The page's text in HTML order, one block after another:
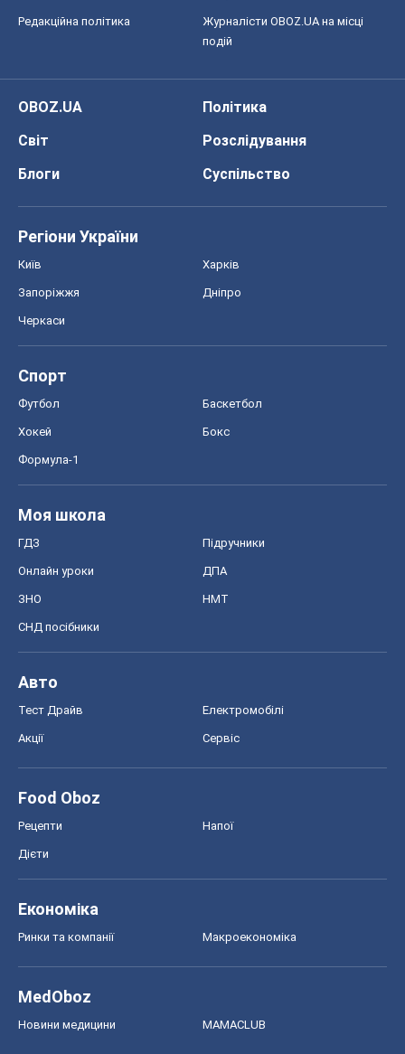
Редакційна політика
Журналісти OBOZ.UA на місці
подій
OBOZ.UA
Політика
Світ
Розслідування
Блоги
Суспільство
Регіони України
Київ Харків
Запоріжжя Дніпро
Черкаси
Спорт
Футбол Баскетбол
Хокей Бокс
Формула-1
Моя школа
ГДЗ Підручники
Онлайн уроки ДПА
ЗНО НМТ
СНД посібники
Авто
Тест Драйв Електромобілі
Акції Сервіс
Food Oboz
Рецепти Напої
Дієти
Економіка
Ринки та компанії Макроекономіка
MedOboz
Новини медицини MAMACLUB